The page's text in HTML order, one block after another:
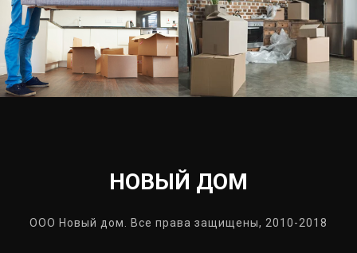
НОВЫЙ ДОМ
ООО Новый дом. Все права защищены, 2010-2018